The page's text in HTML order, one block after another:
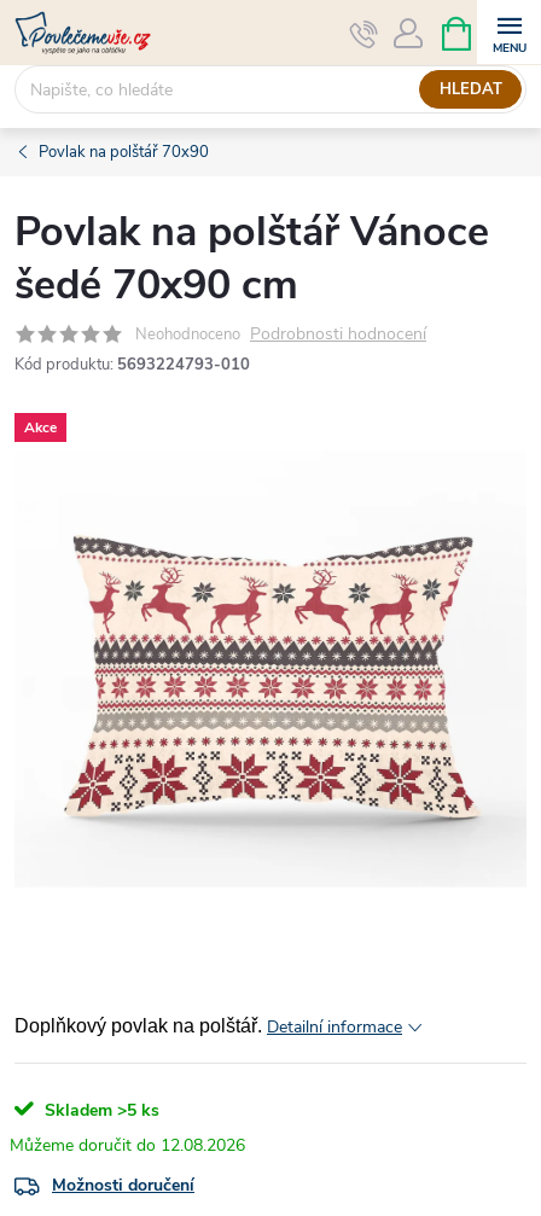
Přejít
obsah
HLEDAT
NÁKUPNÍ
KOŠÍK
Povlak na polštář 70x90
Povlak na polštář Vánoce
šedé 70x90 cm
Neohodnoceno Podrobnosti hodnocení
Kód produktu: 5693224793-010
Akce
Doplňkový povlak na polštář. Detailní informace
Skladem >5 ks
12.08.2026
Možnosti doručení